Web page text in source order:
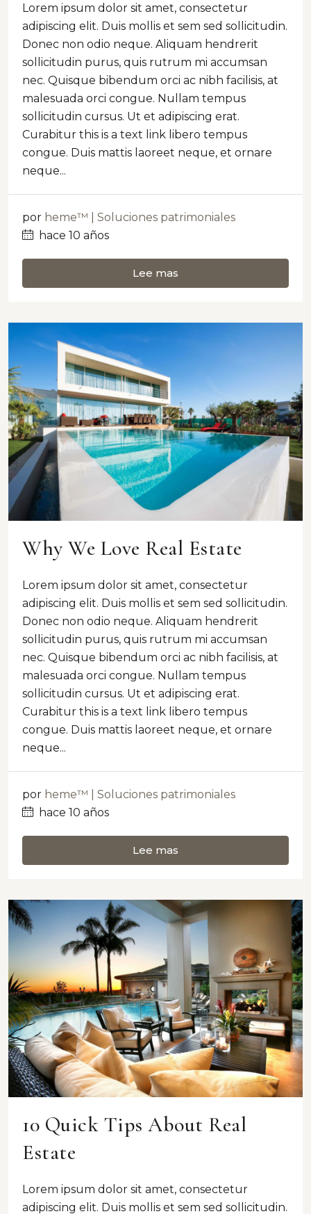
Lorem ipsum dolor sit amet, consectetur
adipiscing elit. Duis mollis et sem sed sollicitudin.
Donec non odio neque. Aliquam hendrerit
sollicitudin purus, quis rutrum mi accumsan
nec. Quisque bibendum orci ac nibh facilisis, at
malesuada orci congue. Nullam tempus
sollicitudin cursus. Ut et adipiscing erat.
Curabitur this is a text link libero tempus
congue. Duis mattis laoreet neque, et ornare
neque...
por heme™ | Soluciones patrimoniales
hace 10 años
Lee mas
Why We Love Real Estate
Lorem ipsum dolor sit amet, consectetur
adipiscing elit. Duis mollis et sem sed sollicitudin.
Donec non odio neque. Aliquam hendrerit
sollicitudin purus, quis rutrum mi accumsan
nec. Quisque bibendum orci ac nibh facilisis, at
malesuada orci congue. Nullam tempus
sollicitudin cursus. Ut et adipiscing erat.
Curabitur this is a text link libero tempus
congue. Duis mattis laoreet neque, et ornare
neque...
por heme™ | Soluciones patrimoniales
hace 10 años
Lee mas
10 Quick Tips About Real
Estate
Lorem ipsum dolor sit amet, consectetur
adipiscing elit. Duis mollis et sem sed sollicitudin.